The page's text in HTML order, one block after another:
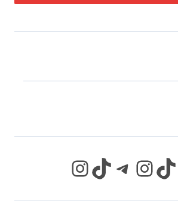
InstagramTikTok Telegram InstagramTikTok